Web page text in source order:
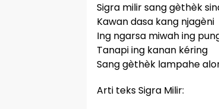
Sigra milir sang gèthèk
Kawan dasa kang njagèni
Ing ngarsa miwah ing
Tanapi ing kanan kéring
Sang gèthèk lampahe
Arti teks Sigra Milir: